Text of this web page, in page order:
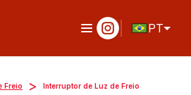
PT
Freio > Interruptor de Luz de Freio